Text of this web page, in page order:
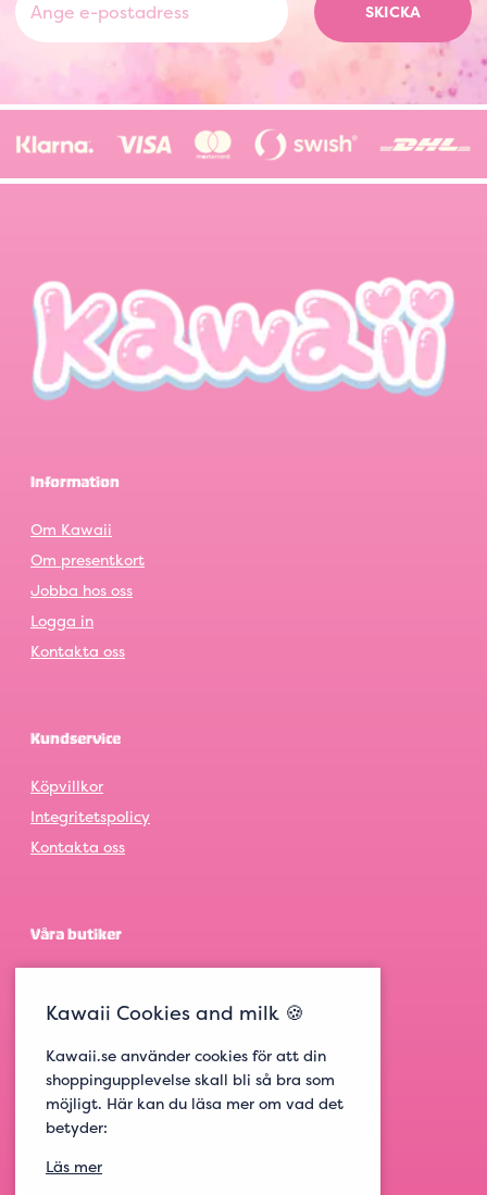
SKICKA
Information
Om Kawaii
Om presentkort
Jobba hos oss
Logga in
Kontakta oss
Kundservice
Köpvillkor
Integritetspolicy
Kontakta oss
Våra butiker
Stockholm
Get social
Kawaii Cookies and milk 🍪
Kawaii.se använder cookies för att din
shoppingupplevelse skall bli så bra som
möjligt. Här kan du läsa mer om vad det
betyder:
Läs mer